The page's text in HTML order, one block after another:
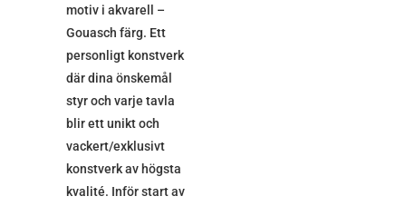
motiv i akvarell –
Gouasch färg. Ett
personligt konstverk
där dina önskemål
styr och varje tavla
blir ett unikt och
vackert/exklusivt
konstverk av högsta
kvalité. Inför start av